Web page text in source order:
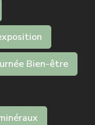
Bien-être